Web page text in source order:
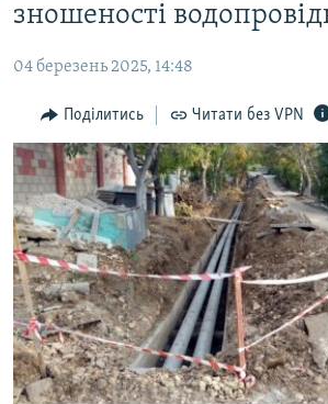
до
основної
навігації
Перейти
до
пошуку
БЛОГИ
ПОГЛЯД
ІНТЕРВ'Ю
ВСЕ ЗА ДЕНЬ
СПЕЦПРОЕКТИ
ДЕПОРТАЦІЯ
ВІДЕОУРОКИ «ELIFBE»
СВІДЧЕННЯ ОКУПАЦІЇ
УКРАЇНСЬКА ПРОБЛЕМА КРИМУ
ЯК ОБІЙТИ БЛОКУВАННЯ
Русский
Qırımtatar
зношеності
04 березень 2025, 14:48
Поділитись Читати без VPN